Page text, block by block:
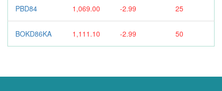
PBD84 1,069.00 -2.99 25
BOKD86KA 1,111.10 -2.99 50